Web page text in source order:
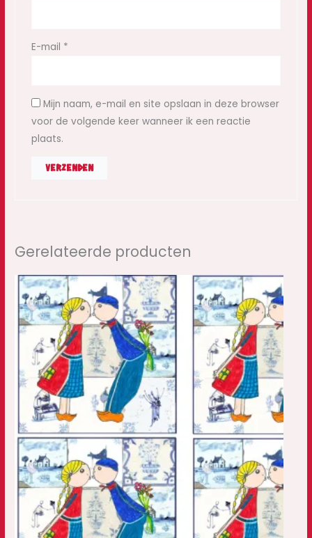
E-mail *
Mijn naam, e-mail en site opslaan in deze browser
voor de volgende keer wanneer ik een reactie
plaats.
Gerelateerde producten